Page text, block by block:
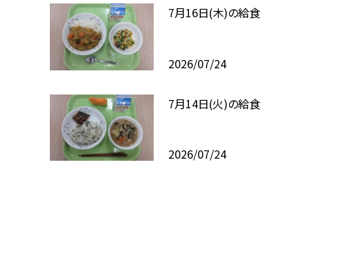
7月16日(木)の給食
2026/07/24
7月14日(火)の給食
2026/07/24